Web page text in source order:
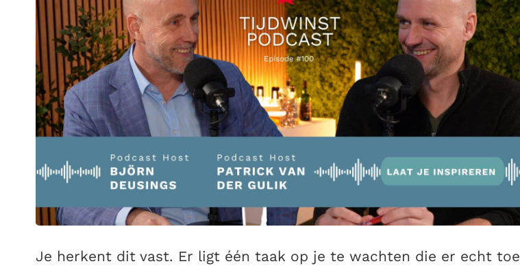
Je herkent dit vast. Er ligt één taak op je te wachten die er echt toe